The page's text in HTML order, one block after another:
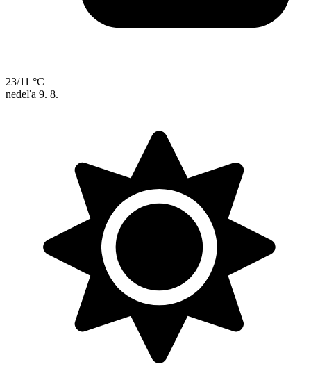
23/11 °C
nedeľa 9. 8.